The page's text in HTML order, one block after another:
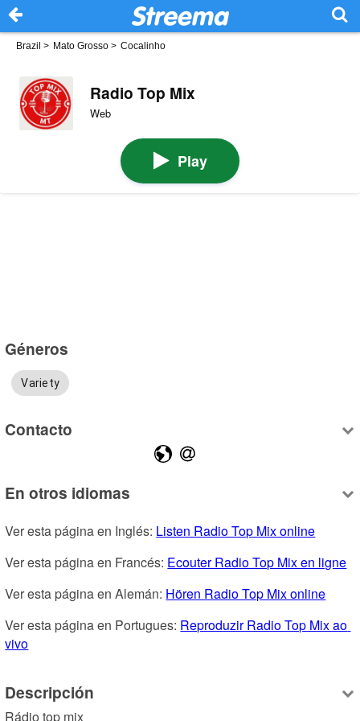
Brazil > Mato Grosso > Cocalinho
Radio Top Mix
Web
Play
Géneros
Variety
Contacto
En otros idiomas
Ver esta página en Inglés: Listen Radio Top Mix online
Ver esta página en Francés: Ecouter Radio Top Mix en ligne
Ver esta página en Alemán: Hören Radio Top Mix online
Ver esta página en Portugues: Reproduzir Radio Top Mix ao
vivo
Descripción
Rádio top mix